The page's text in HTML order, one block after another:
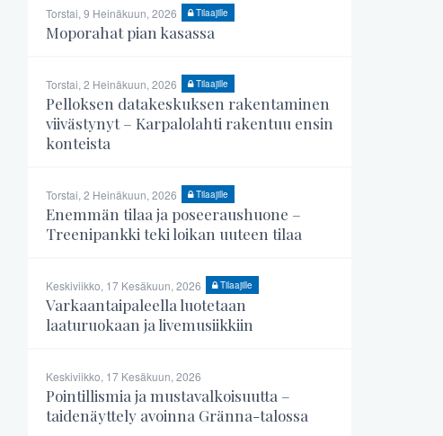
Torstai, 9 Heinäkuun, 2026 Tilaajille
Moporahat pian kasassa
Torstai, 2 Heinäkuun, 2026 Tilaajille
Pelloksen datakeskuksen rakentaminen
viivästynyt – Karpalolahti rakentuu ensin
konteista
Torstai, 2 Heinäkuun, 2026 Tilaajille
Enemmän tilaa ja poseeraushuone –
Treenipankki teki loikan uuteen tilaa
Keskiviikko, 17 Kesäkuun, 2026 Tilaajille
Varkaantaipaleella luotetaan
laaturuokaan ja livemusiikkiin
Keskiviikko, 17 Kesäkuun, 2026
Pointillismia ja mustavalkoisuutta –
taidenäyttely avoinna Gränna-talossa